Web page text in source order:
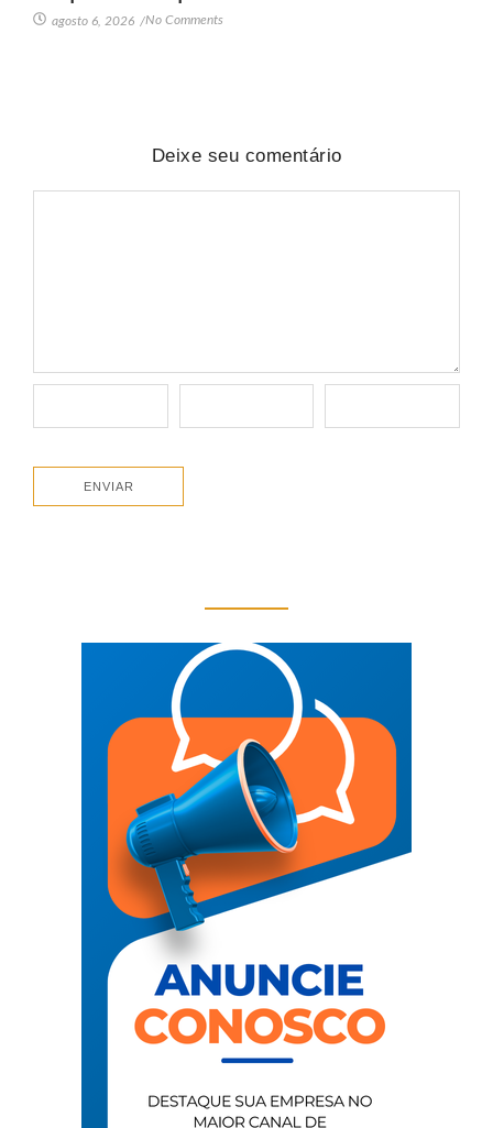
agosto 6, 2026 /No Comments
Deixe seu comentário